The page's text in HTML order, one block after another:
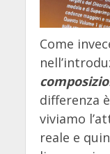
Come
differenza
viviamo
reale e